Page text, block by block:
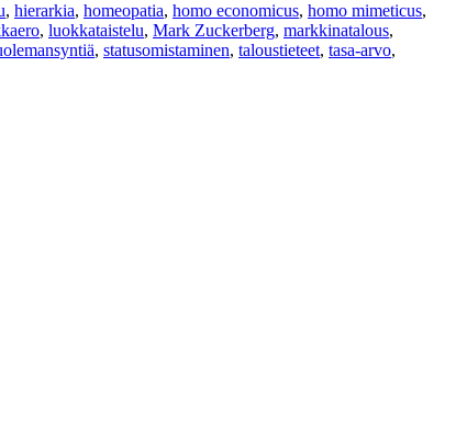
, hierarkia, homeopatia, homo economicus, homo mimeticus,
, luokkataistelu, Mark Zuckerberg, markkinatalous,
, statusomistaminen, taloustieteet, tasa-arvo,